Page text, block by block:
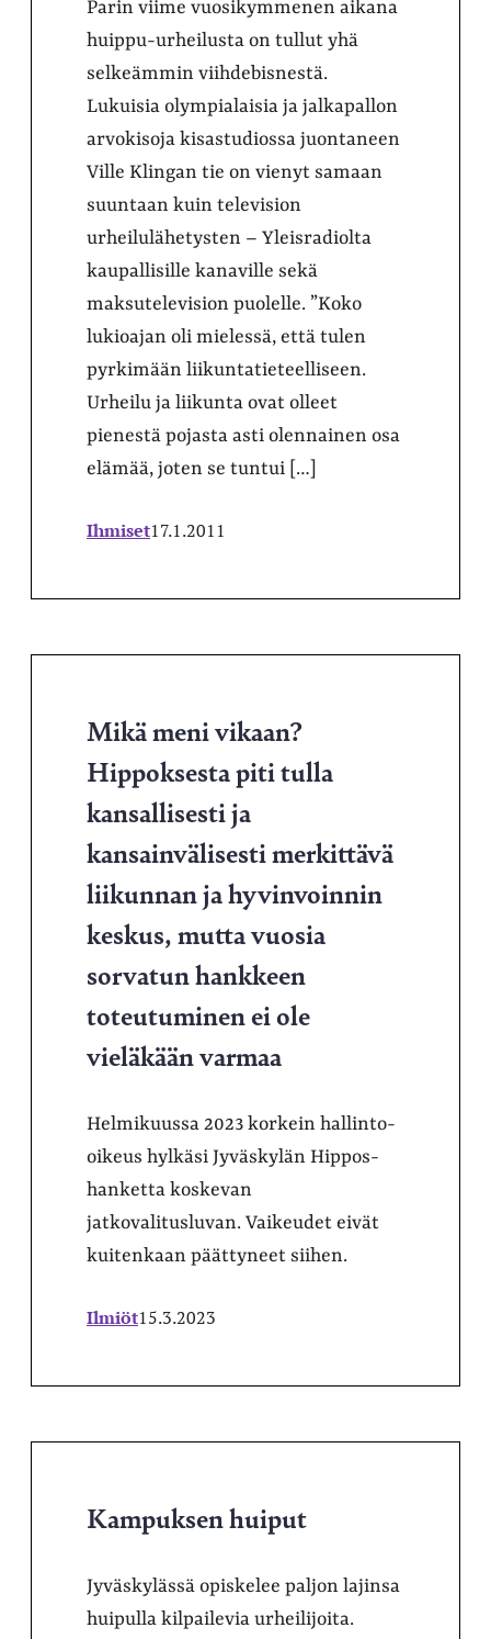
Parin viime vuosikymmenen aikana
huippu-urheilusta on tullut yhä
selkeämmin viihdebisnestä.
Lukuisia olympialaisia ja jalkapallon
arvokisoja kisastudiossa juontaneen
Ville Klingan tie on vienyt samaan
suuntaan kuin television
urheilulähetysten – Yleisradiolta
kaupallisille kanaville sekä
maksutelevision puolelle. ”Koko
lukioajan oli mielessä, että tulen
pyrkimään liikuntatieteelliseen.
Urheilu ja liikunta ovat olleet
pienestä pojasta asti olennainen osa
elämää, joten se tuntui […]
Ihmiset17.1.2011
Mikä meni vikaan?
Hippoksesta piti tulla
kansallisesti ja
kansainvälisesti merkittävä
liikunnan ja hyvinvoinnin
keskus, mutta vuosia
sorvatun hankkeen
toteutuminen ei ole
vieläkään varmaa
Helmikuussa 2023 korkein hallinto-
oikeus hylkäsi Jyväskylän Hippos-
hanketta koskevan
jatkovalitusluvan. Vaikeudet eivät
kuitenkaan päättyneet siihen.
Ilmiöt15.3.2023
Kampuksen huiput
Jyväskylässä opiskelee paljon lajinsa
huipulla kilpailevia urheilijoita.